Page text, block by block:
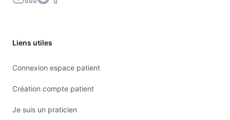
Liens utiles
Connexion espace patient
Création compte patient
Je suis un praticien